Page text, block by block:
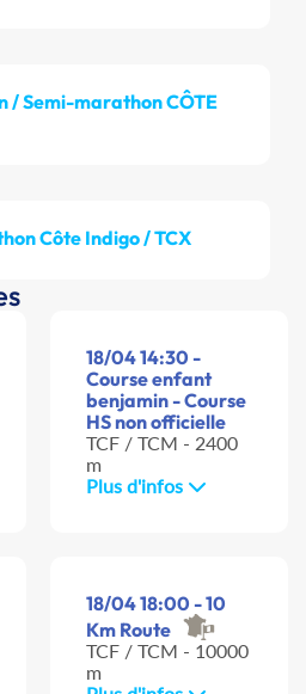
/ Semi-marathon CÔTE
Côte Indigo / TCX
18/04 14:30 -
Course enfant
benjamin - Course
HS non officielle
TCF / TCM - 2400
m
Plus d'infos
18/04 18:00 - 10
Km Route
TCF / TCM - 10000
m